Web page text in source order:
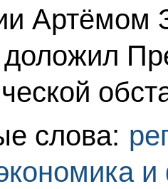
Артёмом
доложил
слова: